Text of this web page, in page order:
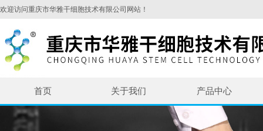
欢迎访问重庆市华雅干细胞技术有限公司网站！
首页 关于我们 产品中心